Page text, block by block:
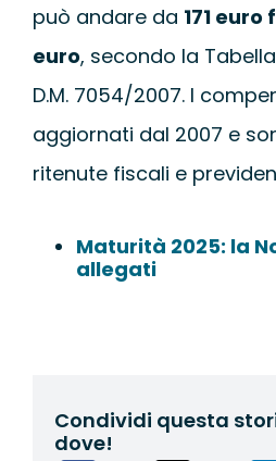
può andare da 171
euro, secondo la
D.M. 7054/2007. I
aggiornati dal 2007 e
ritenute fiscali e
Maturità 2025: la
allegati
Condividi questa
dove!